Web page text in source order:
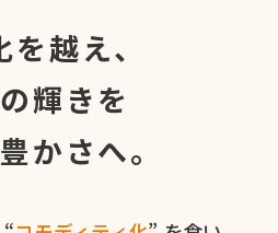
越え、
輝きを
かさへ。